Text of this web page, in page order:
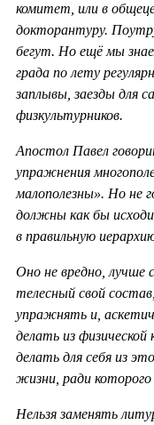
комитет, или в
докторантуру.
бегут. Но ещё мы
града по лету
заплывы, заезды для
физкультурников.
Апостол Павел
упражнения
малополезны». Но не
должны как бы
в правильную
Оно не вредно, лучше
телесный свой
упражнять и,
делать из
делать для себя из
жизни, ради
Нельзя заменять